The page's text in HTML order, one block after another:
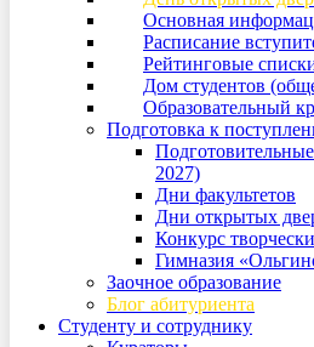
Основная
Расписание
Рейтинговые
Дом студентов
Образовательный
Подготовка к
2027)
Дни факультетов
Дни открытых
Конкурс
Гимназия
Заочное образование
Блог абитуриента
Студенту и сотруднику